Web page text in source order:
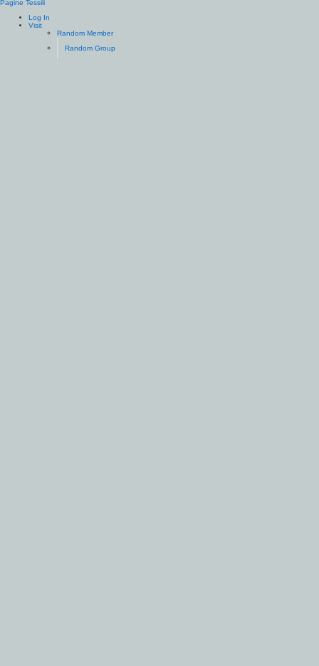
Pagine Tessili
Log In
Visit
Random Member
Random Group